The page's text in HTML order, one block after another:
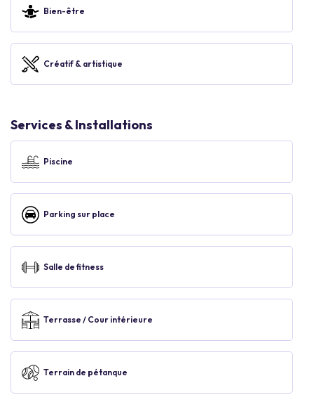
Bien-être
Créatif & artistique
Services & Installations
Piscine
Parking sur place
Salle de fitness
Terrasse / Cour intérieure
Terrain de pétanque